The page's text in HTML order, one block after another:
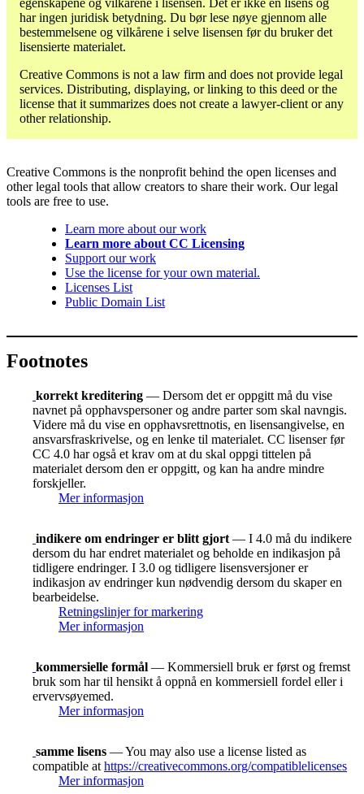
egenskapene og vilkårene i lisensen. Det er ikke en lisens og
har ingen juridisk betydning. Du bør lese nøye gjennom alle
bestemmelsene og vilkårene i selve lisensen før du bruker det
lisensierte materialet.
Creative Commons is not a law firm and does not provide legal
services. Distributing, displaying, or linking to this deed or the
license that it summarizes does not create a lawyer-client or any
other relationship.
Creative Commons is the nonprofit behind the open licenses and
other legal tools that allow creators to share their work. Our legal
tools are free to use.
Learn more about our work
Learn more about CC Licensing
Support our work
Use the license for your own material.
Licenses List
Public Domain List
Footnotes
korrekt kreditering — Dersom det er oppgitt må du vise
navnet på opphavspersoner og andre parter som skal navngis.
Videre må du vise en opphavsrettnotis, en lisensangivelse, en
ansvarsfraskrivelse, og en lenke til materialet. CC lisenser før
CC 4.0 har også et krav om at du skal oppgi tittelen på
materialet dersom den er oppgitt, og kan ha andre mindre
forskjeller.
Mer informasjon
indikere om endringer er blitt gjort — I 4.0 må du indikere
dersom du har endret materialet og beholde en indikasjon på
tidligere endringer. I 3.0 og tidligere lisensversjoner er
indikasjon av endringer kun nødvendig dersom du skaper en
bearbeidelse.
Retningslinjer for markering
Mer informasjon
kommersielle formål — Kommersiell bruk er først og fremst
bruk som har til hensikt å oppnå en kommersiell fordel eller i
ervervsøyemed.
Mer informasjon
samme lisens — You may also use a license listed as
compatible at https://creativecommons.org/compatiblelicenses
Mer informasjon